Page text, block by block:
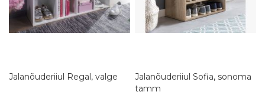
Jalanõuderiiul Regal, valge
Jalanõuderiiul Sofia, sonoma
tamm